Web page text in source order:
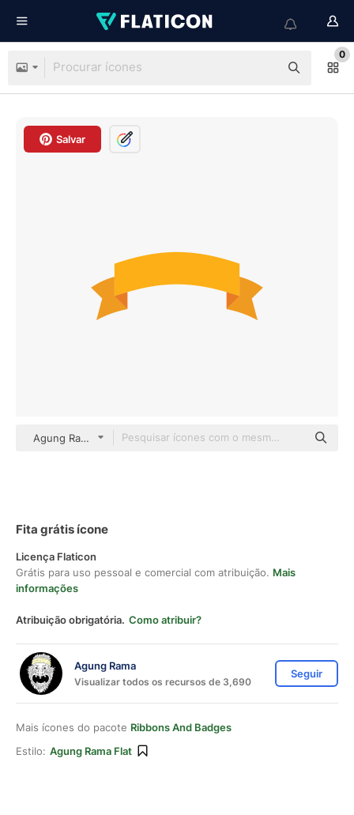
0
Salvar
Agung Rama Flat
Fita grátis ícone
Licença Flaticon
Grátis para uso pessoal e comercial com atribuição. Mais
informações
Atribuição obrigatória. Como atribuir?
Agung Rama
Visualizar todos os recursos de 3,690
Seguir
Mais ícones do pacote Ribbons And Badges
Estilo: Agung Rama Flat